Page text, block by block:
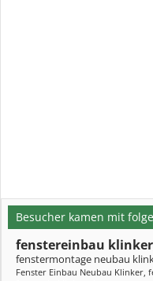
Besucher kamen mit
fenstereinbau klinker
fenstermontage neubau
Fenster Einbau Neubau Klinker,